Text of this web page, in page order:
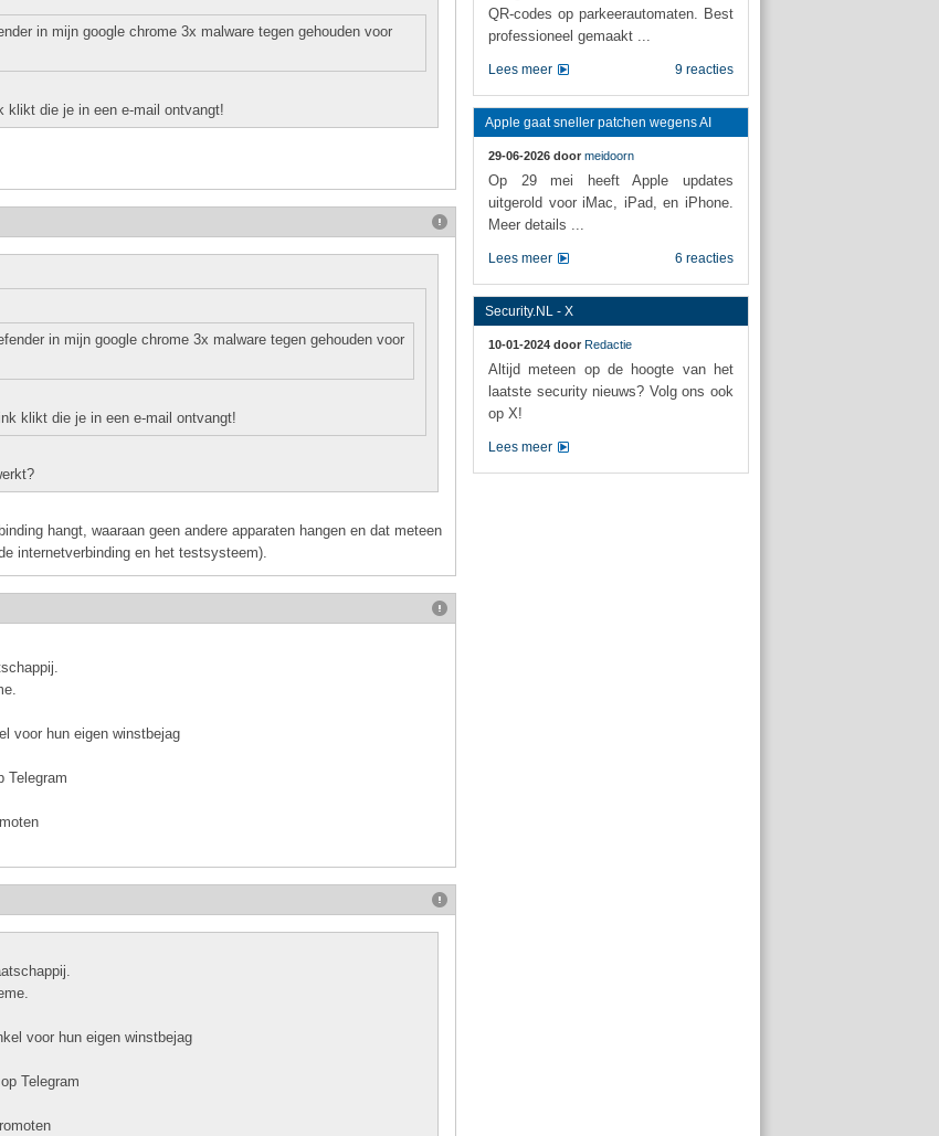
in mijn google chrome 3x malware tegen gehouden voor
klikt die je in een e-mail ontvangt!
in mijn google chrome 3x malware tegen gehouden voor
klikt die je in een e-mail ontvangt!
hangt, waaraan geen andere apparaten hangen en dat meteen
internetverbinding en het testsysteem).
voor hun eigen winstbejag
Telegram
voor hun eigen winstbejag
Telegram
QR-codes op parkeerautomaten. Best
professioneel gemaakt ...
9 reacties
Lees meer
Apple gaat sneller patchen wegens AI
29-06-2026 door meidoorn
Op 29 mei heeft Apple updates
uitgerold voor iMac, iPad, en iPhone.
Meer details ...
6 reacties
Lees meer
Security.NL - X
10-01-2024 door Redactie
Altijd meteen op de hoogte van het
laatste security nieuws? Volg ons ook
op X!
Lees meer